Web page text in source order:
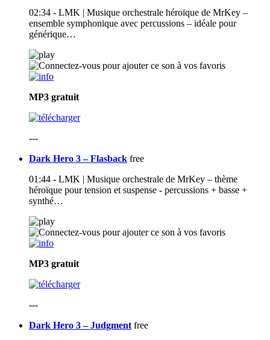
02:34 - LMK | Musique orchestrale héroïque de MrKey –
ensemble symphonique avec percussions – idéale pour
générique…
MP3 gratuit
---
Dark Hero 3 – Flasback free
01:44 - LMK | Musique orchestrale de MrKey – thème
héroïque pour tension et suspense - percussions + basse +
synthé…
MP3 gratuit
---
Dark Hero 3 – Judgment free